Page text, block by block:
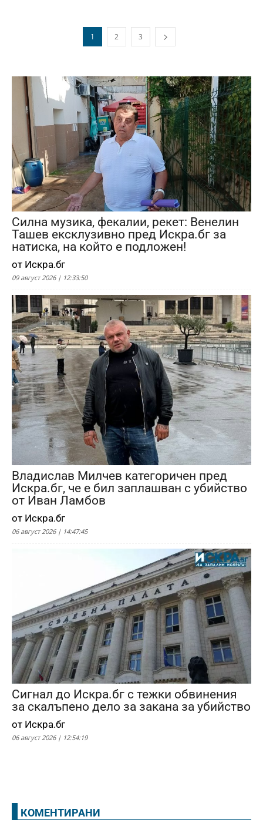
1 2 3
Силна музика, фекалии, рекет: Венелин
Ташев ексклузивно пред Искра.бг за
натиска, на който е подложен!
от Искра.бг
09 август 2026 | 12:33:50
Владислав Милчев категоричен пред
Искра.бг, че е бил заплашван с убийство
от Иван Ламбов
от Искра.бг
06 август 2026 | 14:47:45
Сигнал до Искра.бг с тежки обвинения
за скалъпено дело за закана за убийство
от Искра.бг
06 август 2026 | 12:54:19
КОМЕНТИРАНИ